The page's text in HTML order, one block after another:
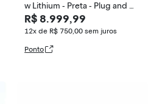
w Lithium - Preta - Plug and M
ove
R$ 8.999,99
12x de R$ 750,00 sem juros
Ponto